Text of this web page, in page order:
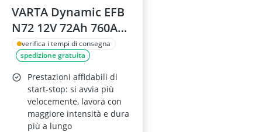
VARTA Dynamic EFB
N72 12V 72Ah 760A
batteria auto start-
stop
verifica i tempi di consegna
spedizione gratuita
Prestazioni affidabili di
start-stop: si avvia più
velocemente, lavora con
maggiore intensità e dura
più a lungo